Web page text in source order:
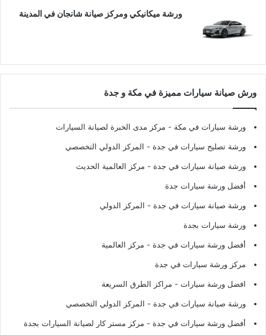
ورشة ميكانيكي ومركز صيانة شانجان في المدينة
ورش صيانة سيارات مميزة في مكة و جدة
ورشة سيارات في مكة - مركز مدى الخبرة لصيانة السيارات
ورشة تصليح سيارات في جدة - المركز الدولي التخصصي
ورشة صيانة سيارات في جدة - مركز العالمية الحديث
أفضل ورشة سيارات جدة
ورشة صيانة سيارات في جدة - المركز الدولي
ورشة سيارات بجدة
أفضل ورشة سيارات في جدة - مركز العالمية
مركز ورشة سيارات في جدة
افضل ورشة سيارات - مراكز الطرق السريعة
ورشة صيانة سيارات في جدة - المركز الدولي التخصصي
أفضل ورشة سيارات في جدة - مركز مستر كار لصيانة السيارات بجدة